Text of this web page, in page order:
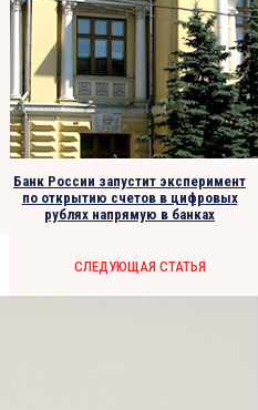
Банк России запустит эксперимент
по открытию счетов в цифровых
рублях напрямую в банках
СЛЕДУЮЩАЯ СТАТЬЯ